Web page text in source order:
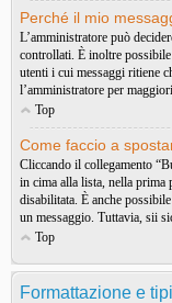
Perché il mio
L’amministratore può
controllati. È inoltre
utenti i cui messaggi ritiene
l’amministratore per
Top
Come faccio a
Cliccando il collegamento
in cima alla lista, nella prima
disabilitata. È anche
un messaggio. Tuttavia, sii
Top
Formattazione e